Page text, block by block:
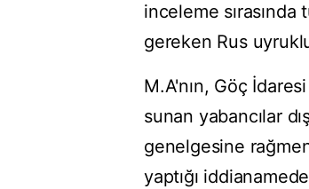
inceleme sırasında
gereken Rus
M.A'nın, Göç
sunan yabancılar
genelgesine
yaptığı